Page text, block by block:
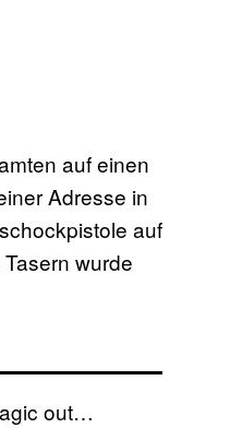
auf einen
Adresse in
auf
wurde
out…